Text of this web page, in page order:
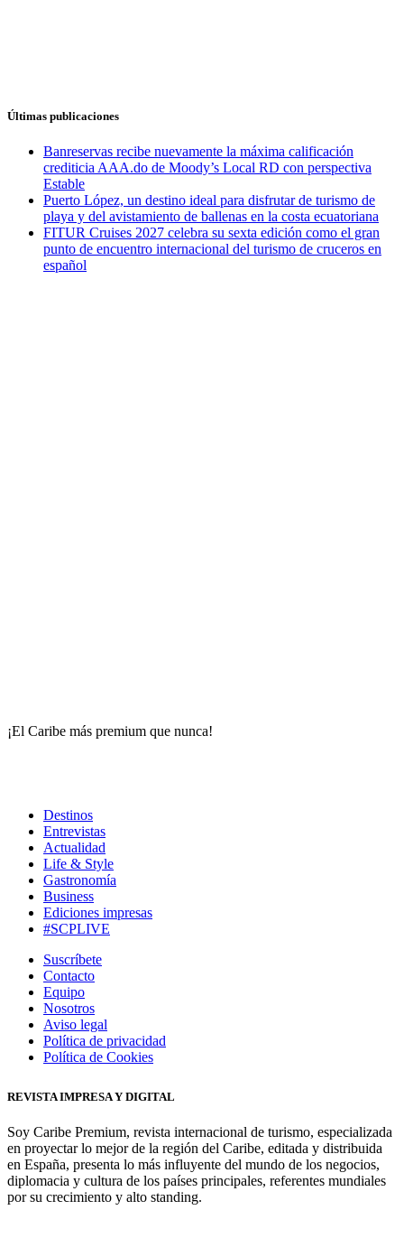
Últimas publicaciones
Banreservas recibe nuevamente la máxima calificación
crediticia AAA.do de Moody’s Local RD con perspectiva
Estable
Puerto López, un destino ideal para disfrutar de turismo de
playa y del avistamiento de ballenas en la costa ecuatoriana
FITUR Cruises 2027 celebra su sexta edición como el gran
punto de encuentro internacional del turismo de cruceros en
español
¡El Caribe más premium que nunca!
Destinos
Entrevistas
Actualidad
Life & Style
Gastronomía
Business
Ediciones impresas
#SCPLIVE
Suscríbete
Contacto
Equipo
Nosotros
Aviso legal
Política de privacidad
Política de Cookies
REVISTA IMPRESA Y DIGITAL
Soy Caribe Premium, revista internacional de turismo, especializada
en proyectar lo mejor de la región del Caribe, editada y distribuida
en España, presenta lo más influyente del mundo de los negocios,
diplomacia y cultura de los países principales, referentes mundiales
por su crecimiento y alto standing.